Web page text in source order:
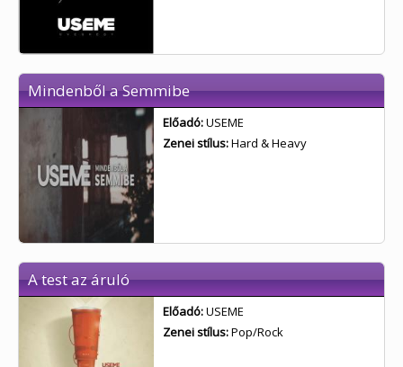
Mindenből a Semmibe
Előadó:USEME
Zenei stílus:Hard & Heavy
A test az áruló
Előadó:USEME
Zenei stílus:Pop/Rock